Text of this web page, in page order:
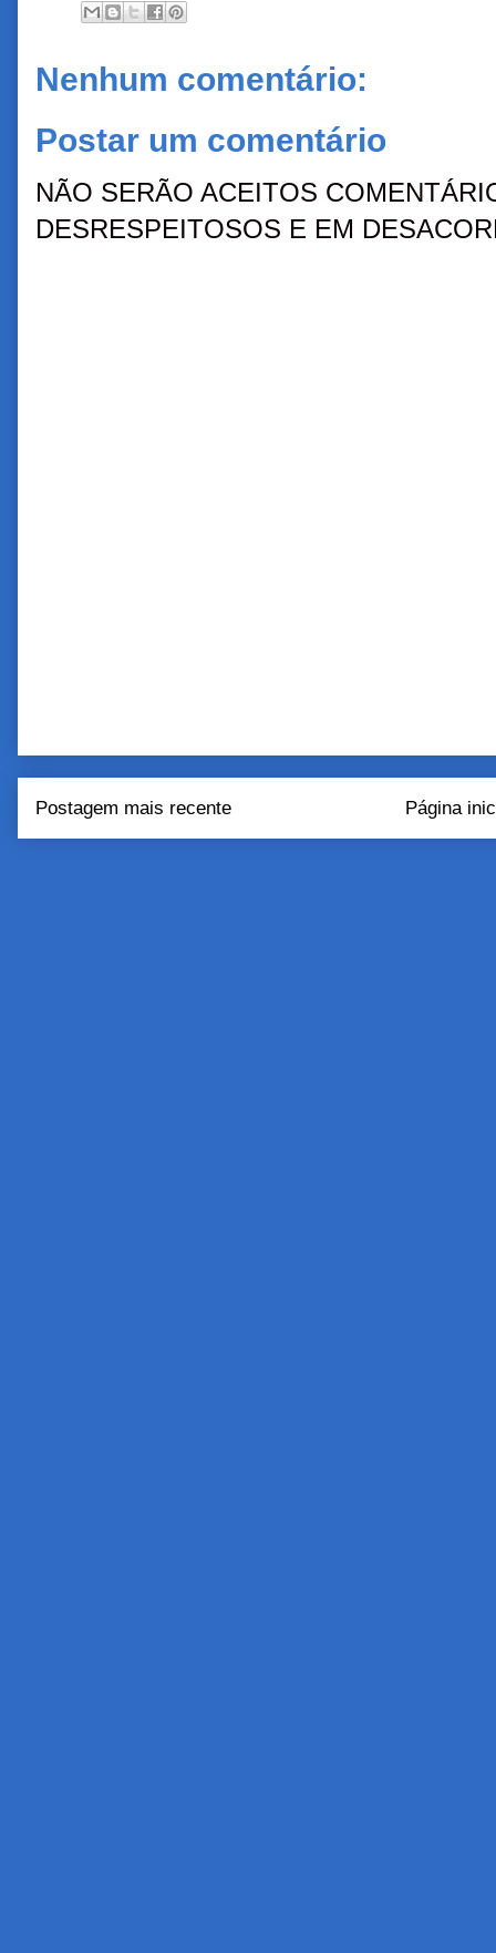
Nenhum comentário:
Postar um comentário
NÃO SERÃO ACEITOS
DESRESPEITOSOS E EM
Postagem mais recente Página